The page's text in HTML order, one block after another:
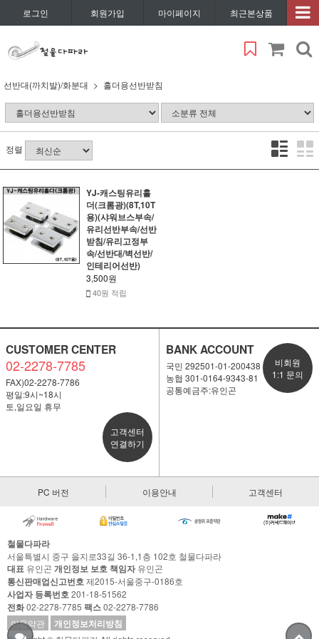
로그인 회원가입 마이페이지 최근본상품
선반대(까치발)/화분대 홀더용선반받침
정렬
YJ-캐스팅유리홀
더(크롬광)(8T,10T
용)(샤워브스부속/
유리선반부속/선반
받침/유리고정부
속/선반대/벽선반/
인테리어선반)
3,500원
40원 적립
CUSTOMER CENTER
02-2278-7785
FAX)02-2278-7786
평일:9시~18시
토,일요일 휴무
고객센터
연결하기
BANK ACCOUNT
국민 292501-01-200438
농협 301-0164-9343-81
공통예금주:유인곤
비회원
1:1 문의
PC 버전 이용안내 고객센터
철물다파라
서울특별시 중구 을지로33길 36-1,1층 102호 철물다파라
대표 유인곤 개인정보 보호 책임자유인곤
통신판매업신고번호제2015-서울중구-0186호
사업자 등록번호201-18-51562
전화02-2278-7785 팩스02-2278-7786
이용약관
개인정보처리방침